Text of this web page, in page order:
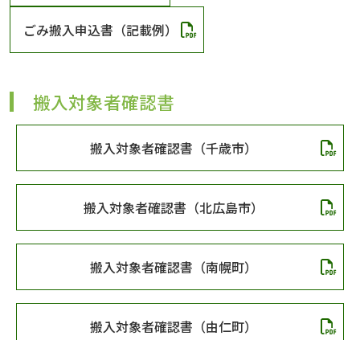
ごみ搬入申込書（記載例）
搬入対象者確認書
搬入対象者確認書（千歳市）
搬入対象者確認書（北広島市）
搬入対象者確認書（南幌町）
搬入対象者確認書（由仁町）